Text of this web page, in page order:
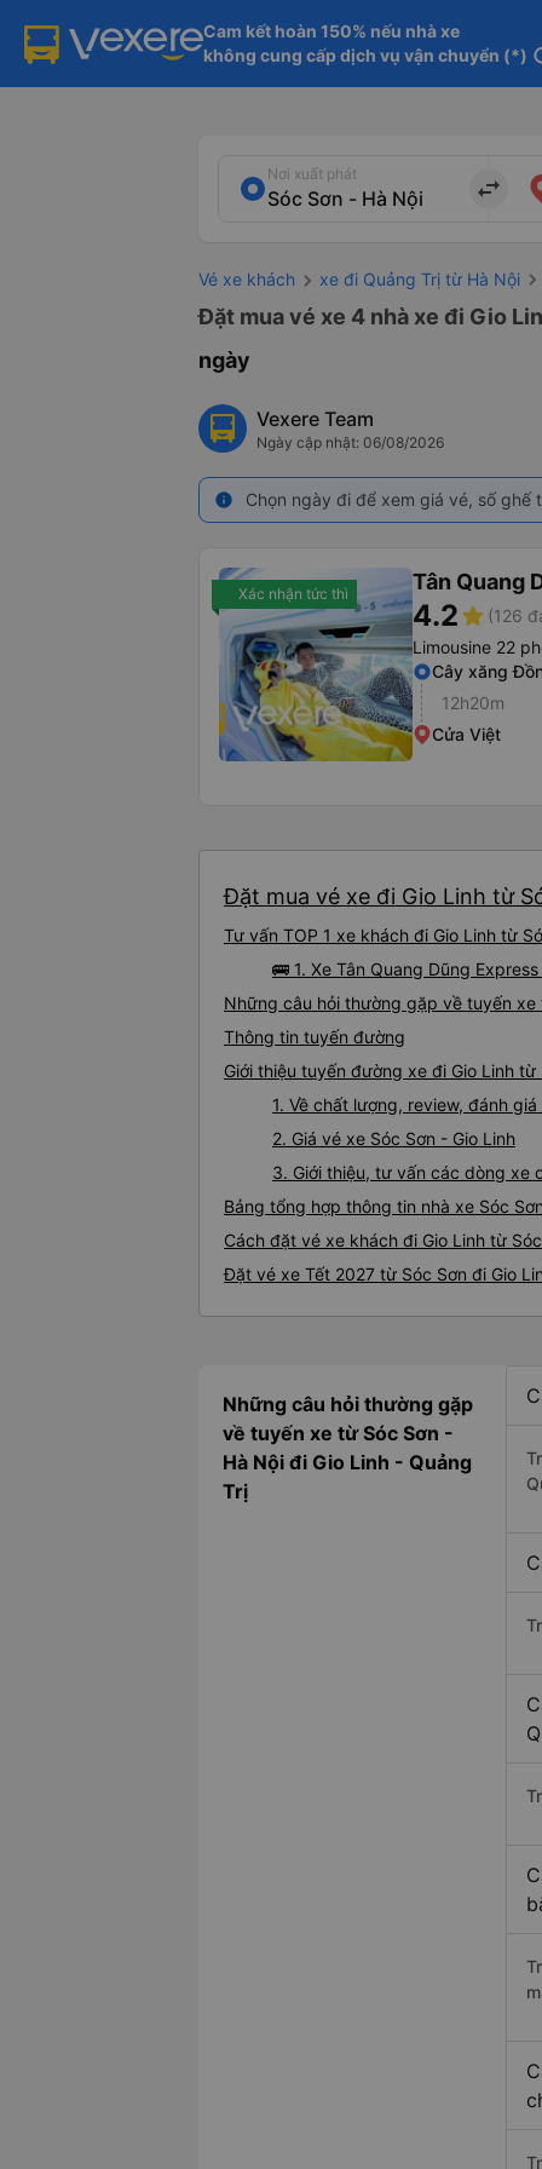
Cam kết hoàn 150% nếu nhà xe
không cung cấp dịch vụ vận chuyển (*)
Nơi xuất phát
import_export
Vé xe khách xe đi Quảng Trị từ Hà Nội
Đặt mua vé xe 4 nhà xe đi Gio
ngày
Vexere Team
Ngày cập nhật: 06/08/2026
info Chọn ngày đi để xem giá vé, số
Xác nhận tức thì Tân Quang
4.2star (126
Limousine 22
Cây xăng
12h20m
Cửa Việt
Đặt mua vé xe đi Gio Linh từ
Tư vấn TOP 1 xe khách đi Gio Linh từ
🚌 1. Xe Tân Quang Dũng
Những câu hỏi thường gặp về tuyến xe
Thông tin tuyến đường
Giới thiệu tuyến đường xe đi Gio Linh từ
1. Về chất lượng, review, đánh
2. Giá vé xe Sóc Sơn - Gio Linh
3. Giới thiệu, tư vấn các dòng xe
Bảng tổng hợp thông tin nhà xe Sóc
Cách đặt vé xe khách đi Gio Linh từ
Đặt vé xe Tết 2027 từ Sóc Sơn đi Gio
Những câu hỏi thường gặp
về tuyến xe từ Sóc Sơn -
Hà Nội đi Gio Linh - Quảng
Trị